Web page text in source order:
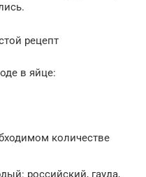
рецепт
в яйце:
количестве
российский, гауда,